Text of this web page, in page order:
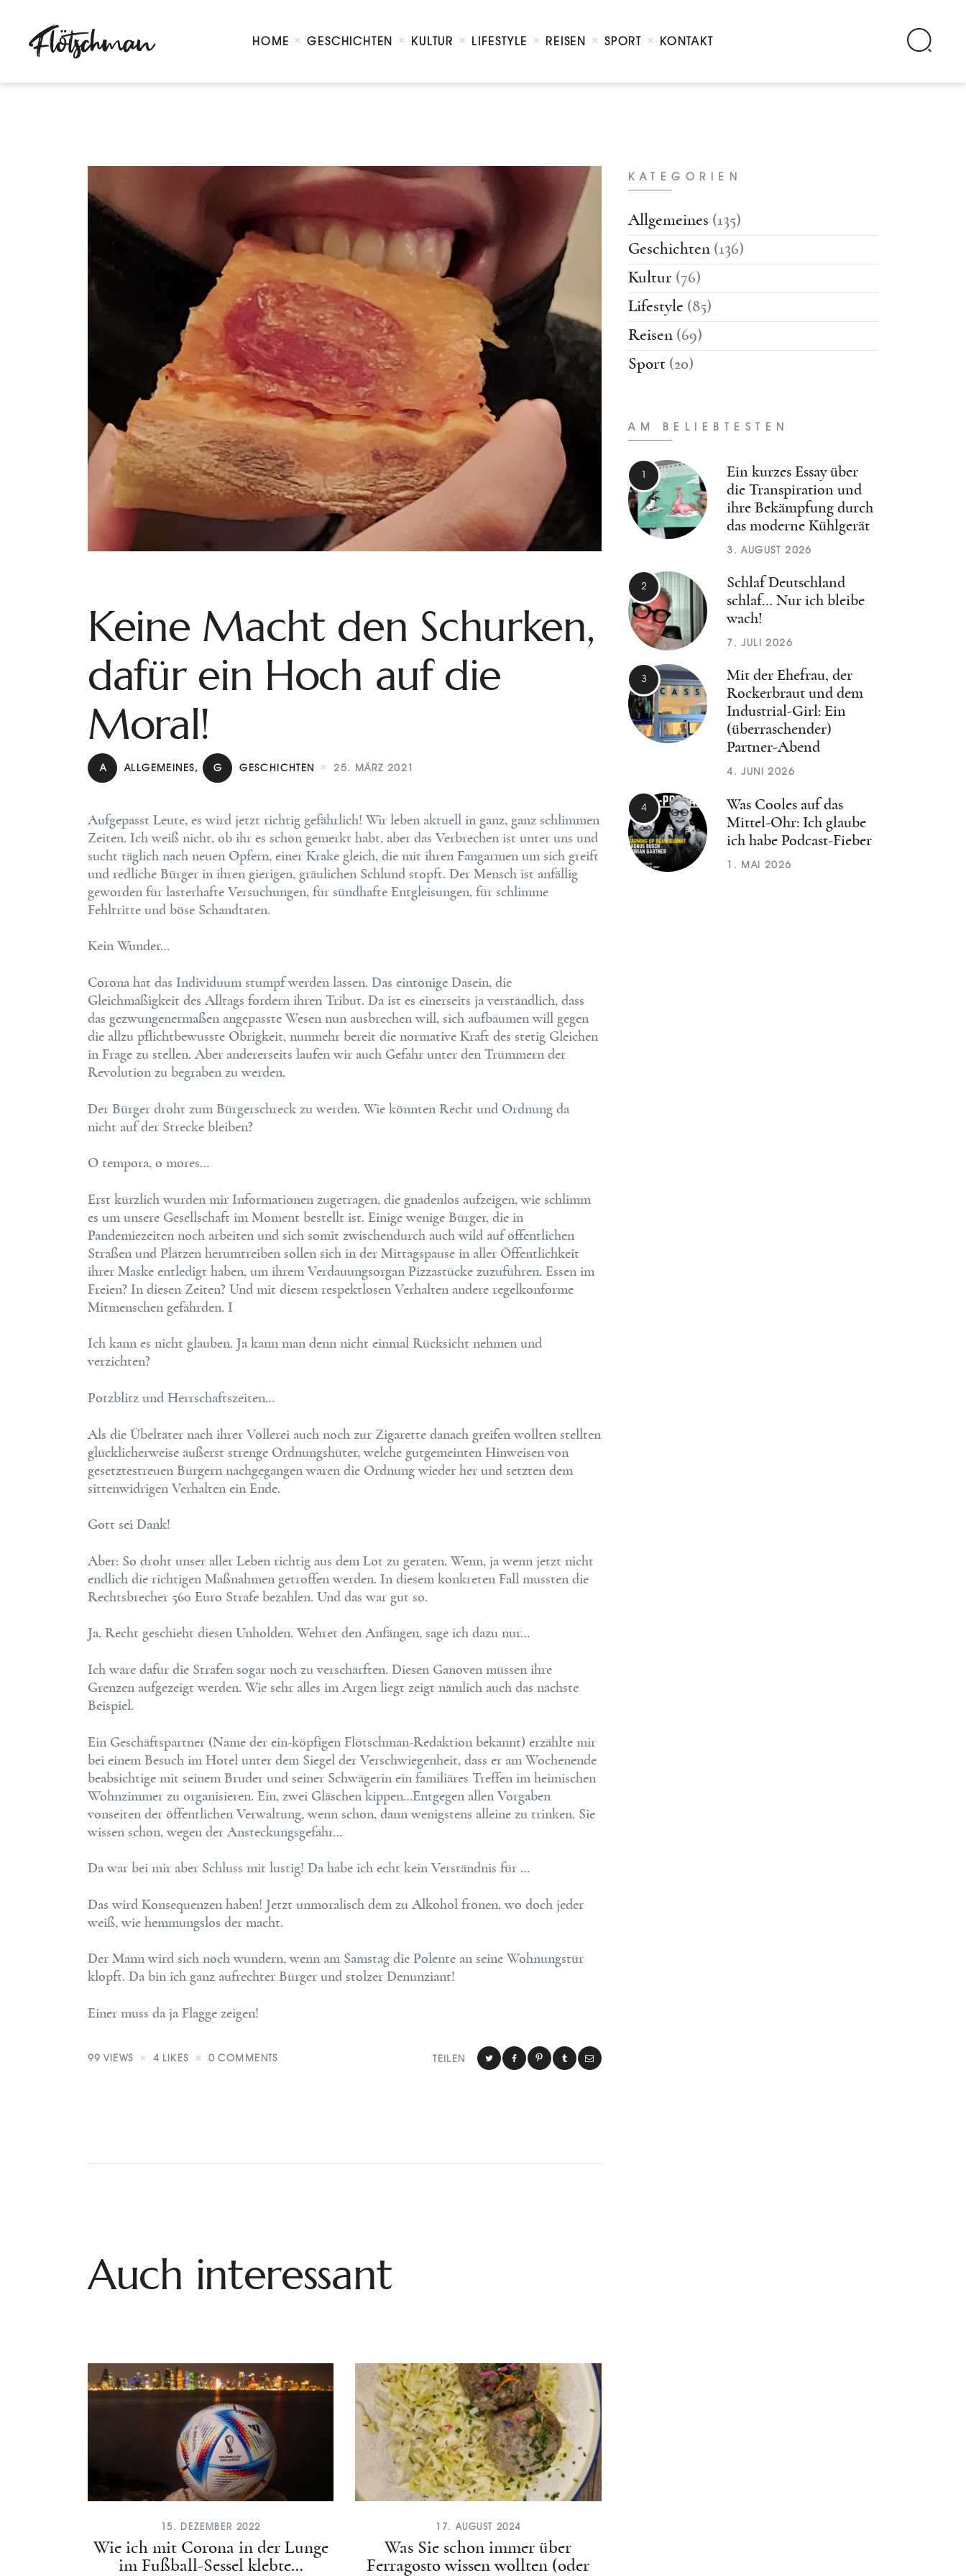
HOME GESCHICHTEN KULTUR LIFESTYLE REISEN SPORT KONTAKT
Geschichten
Lifestyle
Keine Macht den Schurken,
dafür ein Hoch auf die
Moral!
A ALLGEMEINES, G GESCHICHTEN 25. MÄRZ 2021
Aufgepasst Leute, es wird jetzt richtig gefährlich! Wir leben aktuell in ganz, ganz schlimmen
Zeiten. Ich weiß nicht, ob ihr es schon gemerkt habt, aber das Verbrechen ist unter uns und
sucht täglich nach neuen Opfern, einer Krake gleich, die mit ihren Fangarmen um sich greift
und redliche Bürger in ihren gierigen, gräulichen Schlund stopft. Der Mensch ist anfällig
geworden für lasterhafte Versuchungen, für sündhafte Entgleisungen, für schlimme
Fehltritte und böse Schandtaten.
Kein Wunder…
Corona hat das Individuum stumpf werden lassen. Das eintönige Dasein, die
Gleichmäßigkeit des Alltags fordern ihren Tribut. Da ist es einerseits ja verständlich, dass
das gezwungenermaßen angepasste Wesen nun ausbrechen will, sich aufbäumen will gegen
die allzu pflichtbewusste Obrigkeit, nunmehr bereit die normative Kraft des stetig Gleichen
in Frage zu stellen. Aber andererseits laufen wir auch Gefahr unter den Trümmern der
Revolution zu begraben zu werden.
Der Bürger droht zum Bürgerschreck zu werden. Wie könnten Recht und Ordnung da
nicht auf der Strecke bleiben?
O tempora, o mores…
Erst kürzlich wurden mir Informationen zugetragen, die gnadenlos aufzeigen, wie schlimm
es um unsere Gesellschaft im Moment bestellt ist. Einige wenige Bürger, die in
Pandemiezeiten noch arbeiten und sich somit zwischendurch auch wild auf öffentlichen
Straßen und Plätzen herumtreiben sollen sich in der Mittagspause in aller Öffentlichkeit
ihrer Maske entledigt haben, um ihrem Verdauungsorgan Pizzastücke zuzuführen. Essen im
Freien? In diesen Zeiten? Und mit diesem respektlosen Verhalten andere regelkonforme
Mitmenschen gefährden. I
Ich kann es nicht glauben. Ja kann man denn nicht einmal Rücksicht nehmen und
verzichten?
Potzblitz und Herrschaftszeiten…
Als die Übeltäter nach ihrer Völlerei auch noch zur Zigarette danach greifen wollten stellten
glücklicherweise äußerst strenge Ordnungshüter, welche gutgemeinten Hinweisen von
gesetztestreuen Bürgern nachgegangen waren die Ordnung wieder her und setzten dem
sittenwidrigen Verhalten ein Ende.
Gott sei Dank!
Aber: So droht unser aller Leben richtig aus dem Lot zu geraten. Wenn, ja wenn jetzt nicht
endlich die richtigen Maßnahmen getroffen werden. In diesem konkreten Fall mussten die
Rechtsbrecher 560 Euro Strafe bezahlen. Und das war gut so.
Ja, Recht geschieht diesen Unholden. Wehret den Anfängen, sage ich dazu nur…
Ich wäre dafür die Strafen sogar noch zu verschärften. Diesen Ganoven müssen ihre
Grenzen aufgezeigt werden. Wie sehr alles im Argen liegt zeigt nämlich auch das nächste
Beispiel.
Ein Geschäftspartner (Name der ein-köpfigen Flötschman-Redaktion bekannt) erzählte mir
bei einem Besuch im Hotel unter dem Siegel der Verschwiegenheit, dass er am Wochenende
beabsichtige mit seinem Bruder und seiner Schwägerin ein familiäres Treffen im heimischen
Wohnzimmer zu organisieren. Ein, zwei Gläschen kippen…Entgegen allen Vorgaben
vonseiten der öffentlichen Verwaltung, wenn schon, dann wenigstens alleine zu trinken. Sie
wissen schon, wegen der Ansteckungsgefahr…
Da war bei mir aber Schluss mit lustig! Da habe ich echt kein Verständnis für …
Das wird Konsequenzen haben! Jetzt unmoralisch dem zu Alkohol frönen, wo doch jeder
weiß, wie hemmungslos der macht.
Der Mann wird sich noch wundern, wenn am Samstag die Polente an seine Wohnungstür
klopft. Da bin ich ganz aufrechter Bürger und stolzer Denunziant!
Einer muss da ja Flagge zeigen!
TEILEN
99 VIEWS 4 LIKES 0 COMMENTS
Auch interessant
15. DEZEMBER 2022
Wie ich mit Corona in der Lunge
im Fußball-Sessel klebte…
17. AUGUST 2024
Was Sie schon immer über
Ferragosto wissen wollten (oder
KATEGORIEN
Allgemeines (135)
Geschichten (136)
Kultur (76)
Lifestyle (85)
Reisen (69)
Sport (20)
AM BELIEBTESTEN
Ein kurzes Essay über
die Transpiration und
ihre Bekämpfung durch
das moderne Kühlgerät
3. AUGUST 2026
Schlaf Deutschland
schlaf… Nur ich bleibe
wach!
7. JULI 2026
Mit der Ehefrau, der
Rockerbraut und dem
Industrial-Girl: Ein
(überraschender)
Partner-Abend
4. JUNI 2026
Was Cooles auf das
Mittel-Ohr: Ich glaube
ich habe Podcast-Fieber
1. MAI 2026